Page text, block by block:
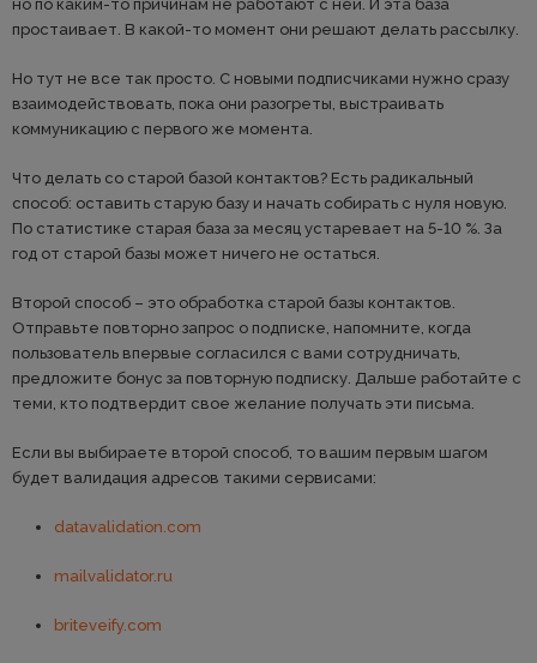
но по каким-то причинам не работают с ней. И эта база
простаивает. В какой-то момент они решают делать рассылку.
Но тут не все так просто. С новыми подписчиками нужно сразу
взаимодействовать, пока они разогреты, выстраивать
коммуникацию с первого же момента.
Что делать со старой базой контактов? Есть радикальный
способ: оставить старую базу и начать собирать с нуля новую.
По статистике старая база за месяц устаревает на 5-10 %. За
год от старой базы может ничего не остаться.
Второй способ – это обработка старой базы контактов.
Отправьте повторно запрос о подписке, напомните, когда
пользователь впервые согласился с вами сотрудничать,
предложите бонус за повторную подписку. Дальше работайте с
теми, кто подтвердит свое желание получать эти письма.
Если вы выбираете второй способ, то вашим первым шагом
будет валидация адресов такими сервисами:
datavalidation.com
mailvalidator.ru
briteveify.com